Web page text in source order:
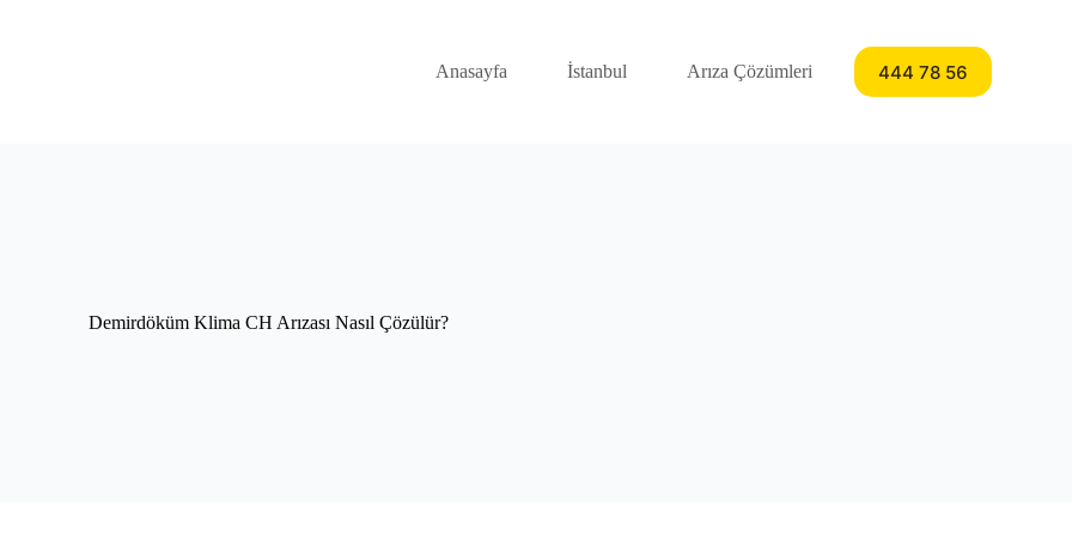
Anasayfa İstanbul Arıza Çözümleri 444 78 56
Demirdöküm Klima CH Arızası Nasıl Çözülür?